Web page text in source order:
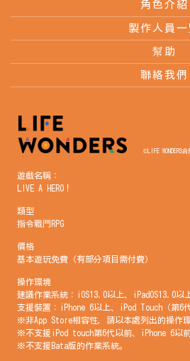
角色介紹
製作人員一
幫助
聯絡我們
©LIFE WONDERS
遊戲名稱：
LIVE A HERO！
類型
指令戰鬥RPG
價格
基本遊玩免費（有部分項目需付費）
操作環境
建議作業系統：iOS13.0以上、iPadOS13.0以
支援裝置：iPhone 6以上、iPod Touch（第6
※非App Store相容性，請以本處列出的操作環
※不支援iPod touch第6代以前、iPhone 6以前
※不支援Bata版的作業系統。